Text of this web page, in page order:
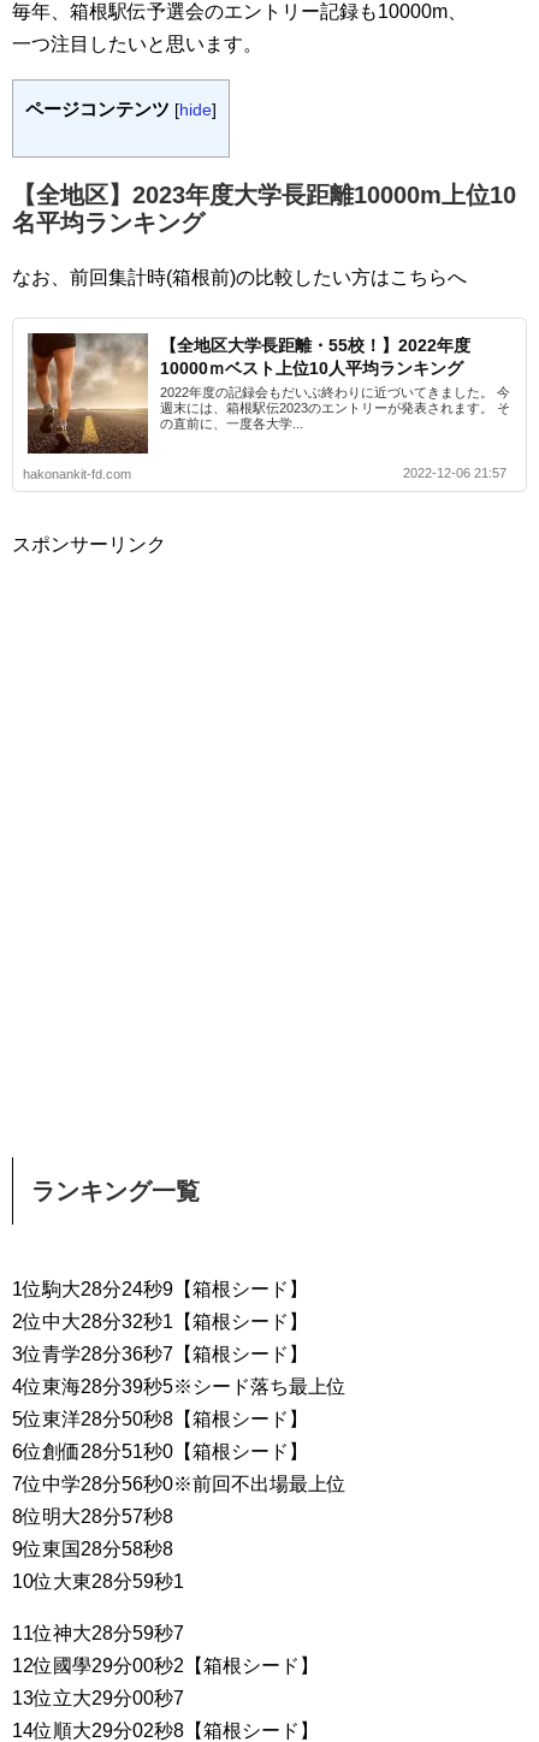
毎年、箱根駅伝予選会のエントリー記録も10000m、
一つ注目したいと思います。
ページコンテンツ [hide]
【全地区】2023年度大学長距離10000m上位10
名平均ランキング
なお、前回集計時(箱根前)の比較したい方はこちらへ
【全地区大学長距離・55校！】2022年度
10000ｍベスト上位10人平均ランキング
2022年度の記録会もだいぶ終わりに近づいてきました。 今
週末には、箱根駅伝2023のエントリーが発表されます。 そ
の直前に、一度各大学...
hakonankit-fd.com 2022-12-06 21:57
スポンサーリンク
ランキング一覧
1位駒大28分24秒9【箱根シード】
2位中大28分32秒1【箱根シード】
3位青学28分36秒7【箱根シード】
4位東海28分39秒5※シード落ち最上位
5位東洋28分50秒8【箱根シード】
6位創価28分51秒0【箱根シード】
7位中学28分56秒0※前回不出場最上位
8位明大28分57秒8
9位東国28分58秒8
10位大東28分59秒1
11位神大28分59秒7
12位國學29分00秒2【箱根シード】
13位立大29分00秒7
14位順大29分02秒8【箱根シード】